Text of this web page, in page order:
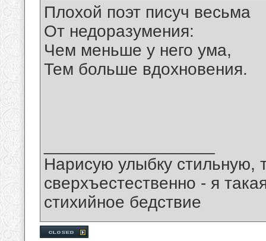
Плохой поэт писуч весьма
От недоразумения:
Чем меньше у него ума,
Тем больше вдохновения.
Нарисую улыбку стильную,
сверхъестественно - я
стихийное бедствие